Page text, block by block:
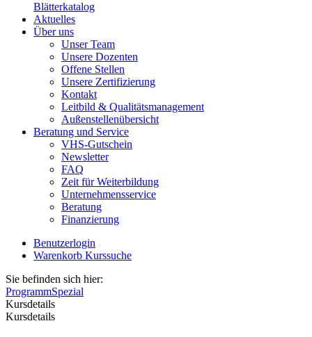
Blätterkatalog
Aktuelles
Über uns
Unser Team
Unsere Dozenten
Offene Stellen
Unsere Zertifizierung
Kontakt
Leitbild & Qualitätsmanagement
Außenstellenübersicht
Beratung und Service
VHS-Gutschein
Newsletter
FAQ
Zeit für Weiterbildung
Unternehmensservice
Beratung
Finanzierung
Benutzerlogin
Warenkorb Kurssuche
Sie befinden sich hier:
ProgrammSpezial
Kursdetails
Kursdetails